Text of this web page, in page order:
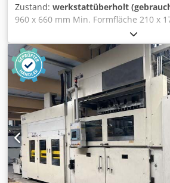
Zustand: werkstattüberholt
960 x 660 mm Min. Formfläche 210 x
Plattengröße 1000 x 700 mm Min.
mm Max. Plattendicke
Plattendicke autom. Beschickung 10
Werkzeughöhe 490 mm Max. Ziehtiefe
Gesamte Leistung ca. 64,0 kW/115 A
Ausstattung: - Steuerung Siemens
OP 37 - Schaltschrank klimatisiert -
Temperatur Regelkreise über
5 Temperatur Regelkreise über
über Einzelstrahlerschaltung -
Einzelstrahlerschaltung -
Verriegelung der oberen